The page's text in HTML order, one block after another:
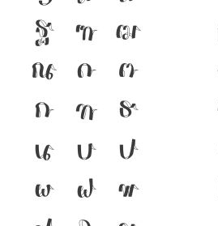
ฐ ฑ ฒ
ณ ด ต
ถ ท ธ
น บ ป
ผ ฝ พ